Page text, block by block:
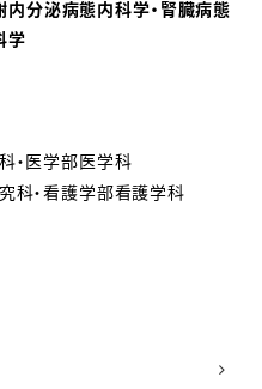
内分泌病態内科学・腎臓病態
学
・医学部医学科
科・看護学部看護学科